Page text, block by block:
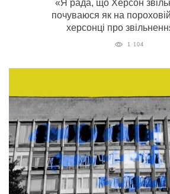
«Я рада, що Херсон
почуваюся як на
херсонці про
1 104